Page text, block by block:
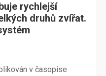
rychlejší
druhů zvířat.
v časopise